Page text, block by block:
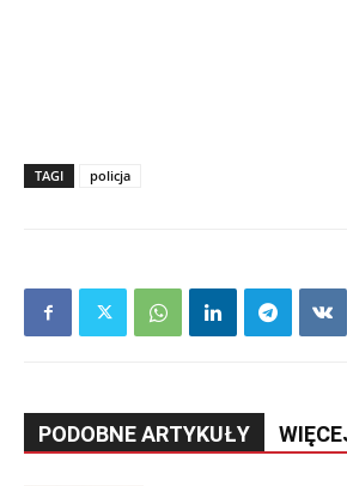
TAGI policja
PODOBNE ARTYKUŁY